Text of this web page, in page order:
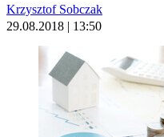
Krzysztof Sobczak
29.08.2018 | 13:50